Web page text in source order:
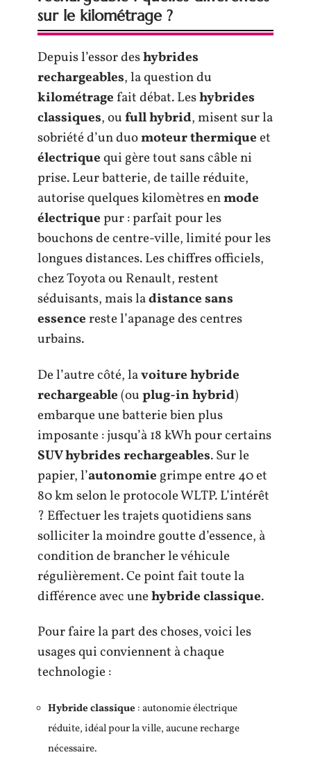
sur le kilométrage ?
Depuis l’essor deshybrides
rechargeables, la question du
kilométragefait débat. Leshybrides
classiques, oufull hybrid, misent sur la
sobriété d’un duomoteur thermiqueet
électriquequi gère tout sans câble ni
prise. Leur batterie, de taille réduite,
autorise quelques kilomètres enmode
électriquepur : parfait pour les
bouchons de centre-ville, limité pour les
longues distances. Les chiffres officiels,
chez Toyota ou Renault, restent
séduisants, mais ladistance sans
essencereste l’apanage des centres
urbains.
De l’autre côté, lavoiture hybride
rechargeable(ouplug-in hybrid)
embarque une batterie bien plus
imposante : jusqu’à 18 kWh pour certains
SUV hybrides rechargeables. Sur le
papier, l’autonomie grimpe entre 40 et
80 km selon le protocole WLTP. L’intérêt
? Effectuer les trajets quotidiens sans
solliciter la moindre goutte d’essence, à
condition de brancher le véhicule
régulièrement. Ce point fait toute la
différence avec unehybride classique.
Pour faire la part des choses, voici les
usages qui conviennent à chaque
technologie :
Hybride classique : autonomie électrique
réduite, idéal pour la ville, aucune recharge
nécessaire.